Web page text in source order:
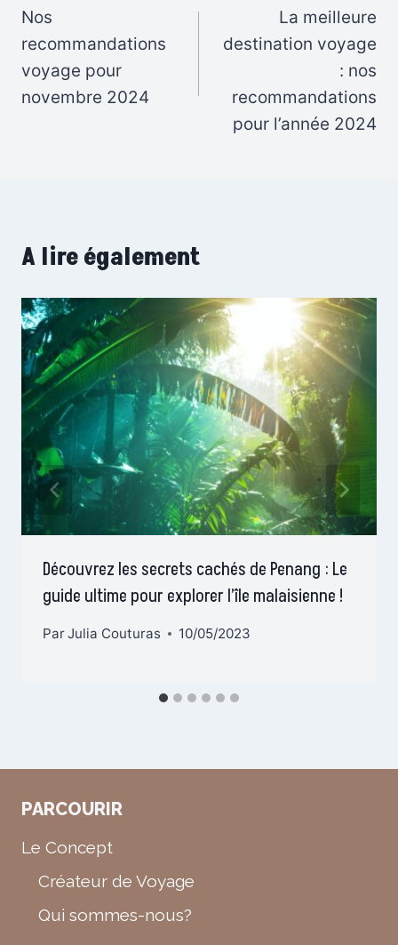
de
l’article
Nos
recommandations
voyage pour
novembre 2024
La meilleure
destination voyage
: nos
recommandations
pour l’année 2024
A lire également
Découvrez les secrets cachés de Penang : Le
guide ultime pour explorer l’île malaisienne !
ParJulia Couturas 10/05/2023
PARCOURIR
Le Concept
Créateur de Voyage
Qui sommes-nous?